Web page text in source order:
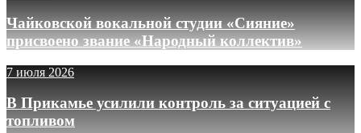
Чайковской вокальной студии «Сияние»
присвоено звание «Народный коллектив»
7 июля 2026
В Прикамье усилили контроль за ситуацией с
топливом